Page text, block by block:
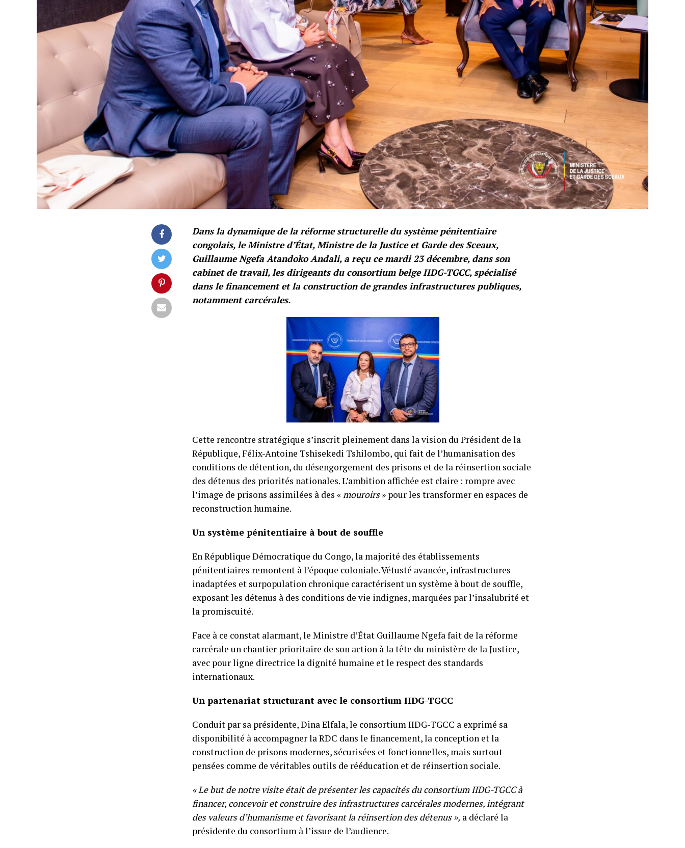
Dans la dynamique de la réforme structurelle du système pénitentiaire
congolais, le Ministre d’État, Ministre de la Justice et Garde des Sceaux,
Guillaume Ngefa Atandoko Andali, a reçu ce mardi 23 décembre, dans son
cabinet de travail, les dirigeants du consortium belge IIDG-TGCC, spécialisé
dans le financement et la construction de grandes infrastructures publiques,
notamment carcérales.
Cette rencontre stratégique s’inscrit pleinement dans la vision du Président de la
République, Félix-Antoine Tshisekedi Tshilombo, qui fait de l’humanisation des
conditions de détention, du désengorgement des prisons et de la réinsertion sociale
des détenus des priorités nationales. L’ambition affichée est claire : rompre avec
l’image de prisons assimilées à des «mouroirs» pour les transformer en espaces de
reconstruction humaine.
Un système pénitentiaire à bout de souffle
En République Démocratique du Congo, la majorité des établissements
pénitentiaires remontent à l’époque coloniale. Vétusté avancée, infrastructures
inadaptées et surpopulation chronique caractérisent un système à bout de souffle,
exposant les détenus à des conditions de vie indignes, marquées par l’insalubrité et
la promiscuité.
Face à ce constat alarmant, le Ministre d’État Guillaume Ngefa fait de la réforme
carcérale un chantier prioritaire de son action à la tête du ministère de la Justice,
avec pour ligne directrice la dignité humaine et le respect des standards
internationaux.
Un partenariat structurant avec le consortium IIDG-TGCC
Conduit par sa présidente, Dina Elfala, le consortium IIDG-TGCC a exprimé sa
disponibilité à accompagner la RDC dans le financement, la conception et la
construction de prisons modernes, sécurisées et fonctionnelles, mais surtout
pensées comme de véritables outils de rééducation et de réinsertion sociale.
« Le but de notre visite était de présenter les capacités du consortium IIDG-TGCC à
financer, concevoir et construire des infrastructures carcérales modernes, intégrant
des valeurs d’humanisme et favorisant la réinsertion des détenus », a déclaré la
présidente du consortium à l’issue de l’audience.